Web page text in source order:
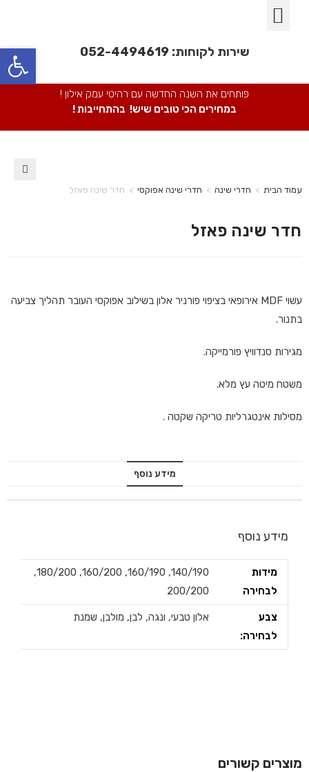
שירות לקוחות: 052-4494619
פותחים את השנה החדשה עם רהיטי עמק אילון !
במחירים הכי טובים שיש! בהתחייבות !
עמוד הבית > חדרי שינה > חדרי שינה אפוקסי > חדר שינה פאזל
חדר שינה פאזל
עשוי MDF אירופאי בציפוי פורניר אלון בשילוב אפוקסי העובר תהליך צביעה
בתנור.
מגירות סנדוויץ פורמייקה.
משטח מיטה עץ מלא.
מסילות אינטגרליות טריקה שקטה .
מידע נוסף
מידע נוסף
מידות
לבחירה
140/190, 160/190, 160/200, 180/200,
200/200
צבע
לבחירה:
אלון טבעי, ונגה, לבן, מולבן, שמנת
מוצרים קשורים
פתח סרגל נגישות